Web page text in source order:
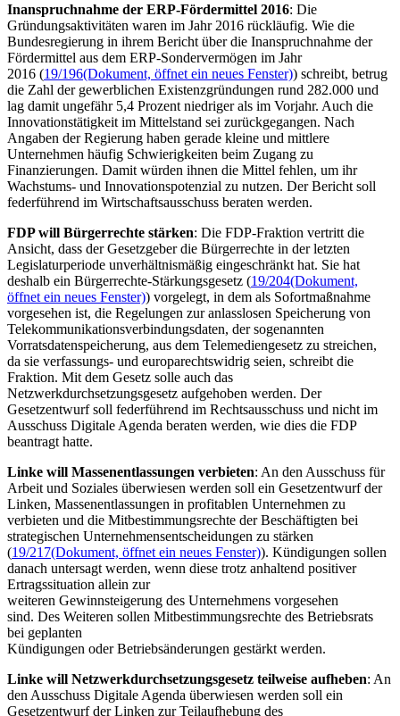
Inanspruchnahme der ERP-Fördermittel 2016: Die
Gründungsaktivitäten waren im Jahr 2016 rückläufig. Wie die
Bundesregierung in ihrem Bericht über die Inanspruchnahme der
Fördermittel aus dem ERP-Sondervermögen im Jahr
2016 (19/196(Dokument, öffnet ein neues Fenster)) schreibt, betrug
die Zahl der gewerblichen Existenzgründungen rund 282.000 und
lag damit ungefähr 5,4 Prozent niedriger als im Vorjahr. Auch die
Innovationstätigkeit im Mittelstand sei zurückgegangen. Nach
Angaben der Regierung haben gerade kleine und mittlere
Unternehmen häufig Schwierigkeiten beim Zugang zu
Finanzierungen. Damit würden ihnen die Mittel fehlen, um ihr
Wachstums- und Innovationspotenzial zu nutzen. Der Bericht soll
federführend im Wirtschaftsausschuss beraten werden.
FDP will Bürgerrechte stärken: Die FDP-Fraktion vertritt die
Ansicht, dass der Gesetzgeber die Bürgerrechte in der letzten
Legislaturperiode unverhältnismäßig eingeschränkt hat. Sie hat
deshalb ein Bürgerrechte-Stärkungsgesetz (19/204(Dokument,
öffnet ein neues Fenster)) vorgelegt, in dem als Sofortmaßnahme
vorgesehen ist, die Regelungen zur anlasslosen Speicherung von
Telekommunikationsverbindungsdaten, der sogenannten
Vorratsdatenspeicherung, aus dem Telemediengesetz zu streichen,
da sie verfassungs- und europarechtswidrig seien, schreibt die
Fraktion. Mit dem Gesetz solle auch das
Netzwerkdurchsetzungsgesetz aufgehoben werden. Der
Gesetzentwurf soll federführend im Rechtsausschuss und nicht im
Ausschuss Digitale Agenda beraten werden, wie dies die FDP
beantragt hatte.
Linke will Massenentlassungen verbieten: An den Ausschuss für
Arbeit und Soziales überwiesen werden soll ein Gesetzentwurf der
Linken, Massenentlassungen in profitablen Unternehmen zu
verbieten und die Mitbestimmungsrechte der Beschäftigten bei
strategischen Unternehmensentscheidungen zu stärken
(19/217(Dokument, öffnet ein neues Fenster)). Kündigungen sollen
danach untersagt werden, wenn diese trotz anhaltend positiver
Ertragssituation allein zur
weiteren Gewinnsteigerung des Unternehmens vorgesehen
sind. Des Weiteren sollen Mitbestimmungsrechte des Betriebsrats
bei geplanten
Kündigungen oder Betriebsänderungen gestärkt werden.
Linke will Netzwerkdurchsetzungsgesetz teilweise aufheben: An
den Ausschuss Digitale Agenda überwiesen werden soll ein
Gesetzentwurf der Linken zur Teilaufhebung des